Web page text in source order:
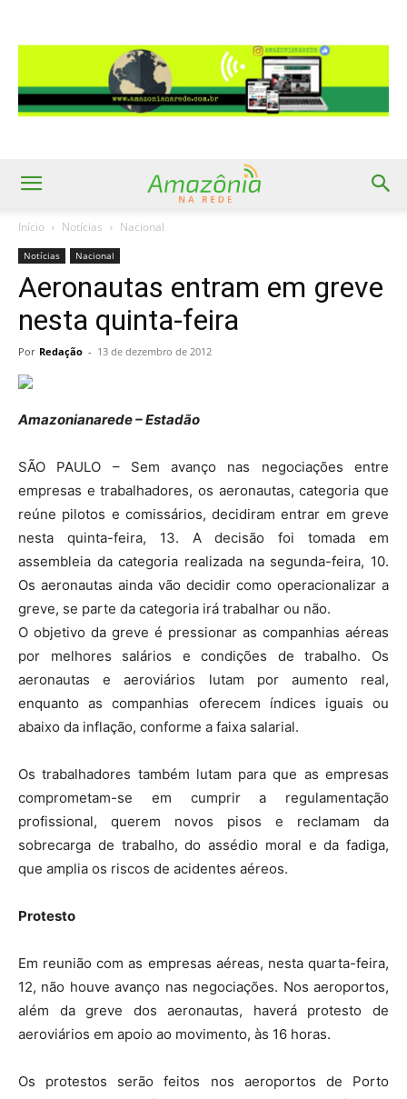
Início Notícias Nacional
Notícias Nacional
Aeronautas entram em greve
nesta quinta-feira
Por Redação - 13 de dezembro de 2012
Amazonianarede – Estadão
SÃO PAULO – Sem avanço nas negociações entre
empresas e trabalhadores, os aeronautas, categoria que
reúne pilotos e comissários, decidiram entrar em greve
nesta quinta-feira, 13. A decisão foi tomada em
assembleia da categoria realizada na segunda-feira, 10.
Os aeronautas ainda vão decidir como operacionalizar a
greve, se parte da categoria irá trabalhar ou não.
O objetivo da greve é pressionar as companhias aéreas
por melhores salários e condições de trabalho. Os
aeronautas e aeroviários lutam por aumento real,
enquanto as companhias oferecem índices iguais ou
abaixo da inflação, conforme a faixa salarial.
Os trabalhadores também lutam para que as empresas
comprometam-se em cumprir a regulamentação
profissional, querem novos pisos e reclamam da
sobrecarga de trabalho, do assédio moral e da fadiga,
que amplia os riscos de acidentes aéreos.
Protesto
Em reunião com as empresas aéreas, nesta quarta-feira,
12, não houve avanço nas negociações. Nos aeroportos,
além da greve dos aeronautas, haverá protesto de
aeroviários em apoio ao movimento, às 16 horas.
Os protestos serão feitos nos aeroportos de Porto